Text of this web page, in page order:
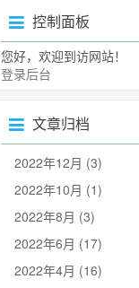
控制面板
您好，欢迎到访网站！
登录后台
文章归档
2022年12月 (3)
2022年10月 (1)
2022年8月 (3)
2022年6月 (17)
2022年4月 (16)